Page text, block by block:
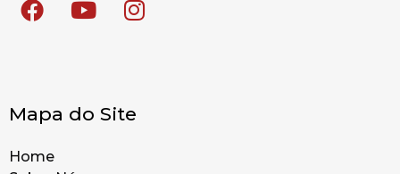
Mapa do Site
Home